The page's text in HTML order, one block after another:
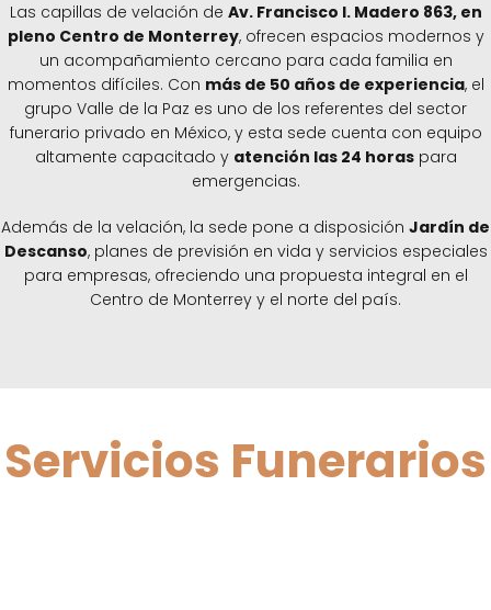
Las capillas de velación de Av. Francisco I. Madero 863, en
pleno Centro de Monterrey, ofrecen espacios modernos y
un acompañamiento cercano para cada familia en
momentos difíciles. Con más de 50 años de experiencia, el
grupo Valle de la Paz es uno de los referentes del sector
funerario privado en México, y esta sede cuenta con equipo
altamente capacitado y atención las 24 horaspara
emergencias.
Además de la velación, la sede pone a disposición Jardín de
Descanso, planes de previsión en vida y servicios especiales
para empresas, ofreciendo una propuesta integral en el
Centro de Monterrey y el norte del país.
Servicios Funerarios